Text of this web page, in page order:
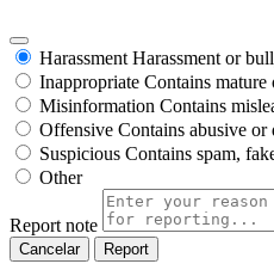
Harassment Harassment or
Inappropriate Contains mature
Misinformation Contains
Offensive Contains abusive or
Suspicious Contains spam,
Other
Report note
Report